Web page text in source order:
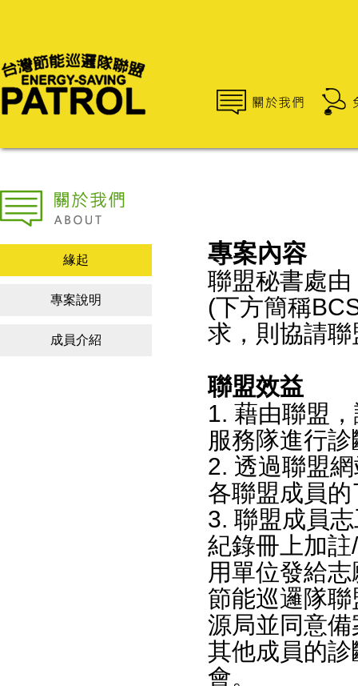
緣起
專案說明
成員介紹
專案內容
聯盟秘書處
(下方簡稱
求，則協請
聯盟效益
1. 藉由聯盟
服務隊進行
2. 透過聯盟
各聯盟成員
3. 聯盟成員
紀錄冊上加
用單位發給
節能巡邏隊
源局並同意
其他成員的
會。